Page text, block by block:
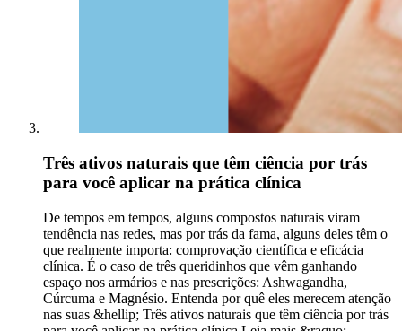
Três ativos naturais que têm ciência por trás
para você aplicar na prática clínica
De tempos em tempos, alguns compostos naturais viram
tendência nas redes, mas por trás da fama, alguns deles têm o
que realmente importa: comprovação científica e eficácia
clínica. É o caso de três queridinhos que vêm ganhando
espaço nos armários e nas prescrições: Ashwagandha,
Cúrcuma e Magnésio. Entenda por quê eles merecem atenção
nas suas &hellip; Três ativos naturais que têm ciência por trás